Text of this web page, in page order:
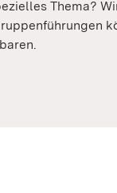
Thema?